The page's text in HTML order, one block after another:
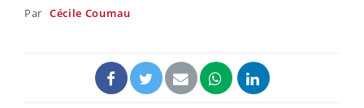
Par Cécile Coumau